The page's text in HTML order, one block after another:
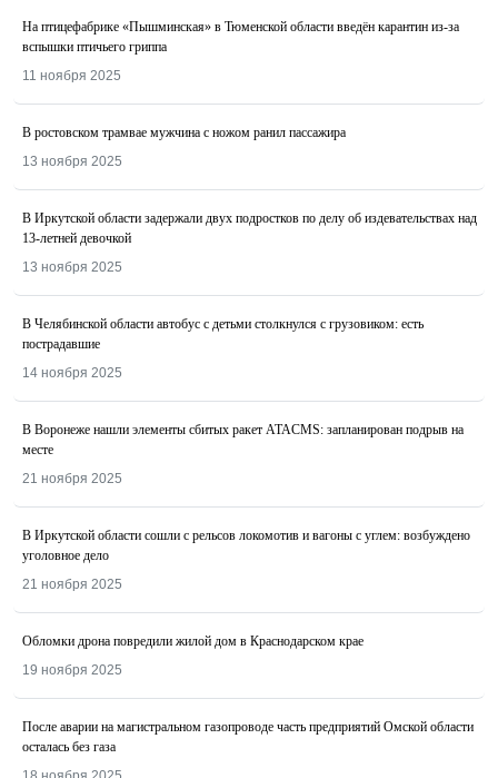
На птицефабрике «Пышминская» в Тюменской области введён карантин из-за
вспышки птичьего гриппа
11 ноября 2025
В ростовском трамвае мужчина с ножом ранил пассажира
13 ноября 2025
В Иркутской области задержали двух подростков по делу об издевательствах над
13-летней девочкой
13 ноября 2025
В Челябинской области автобус с детьми столкнулся с грузовиком: есть
пострадавшие
14 ноября 2025
В Воронеже нашли элементы сбитых ракет ATACMS: запланирован подрыв на
месте
21 ноября 2025
В Иркутской области сошли с рельсов локомотив и вагоны с углем: возбуждено
уголовное дело
21 ноября 2025
Обломки дрона повредили жилой дом в Краснодарском крае
19 ноября 2025
После аварии на магистральном газопроводе часть предприятий Омской области
осталась без газа